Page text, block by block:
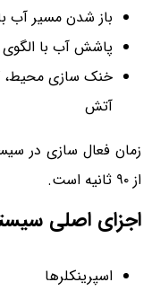
باز شدن مسیر آب
پاشش آب با الگوی
خنک سازی محیط،
آتش
از ۹۰ ثانیه است.
اجزای اصلی
اسپرینکلرها